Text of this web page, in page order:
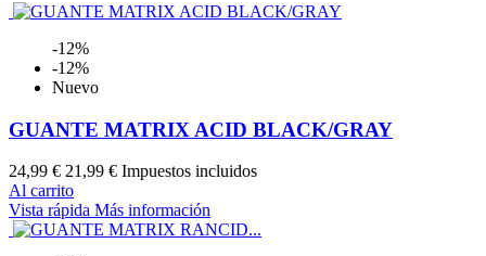
-12%
-12%
Nuevo
GUANTE MATRIX ACID BLACK/GRAY
24,99 € 21,99 € Impuestos incluidos
Al carrito
Vista rápida Más información